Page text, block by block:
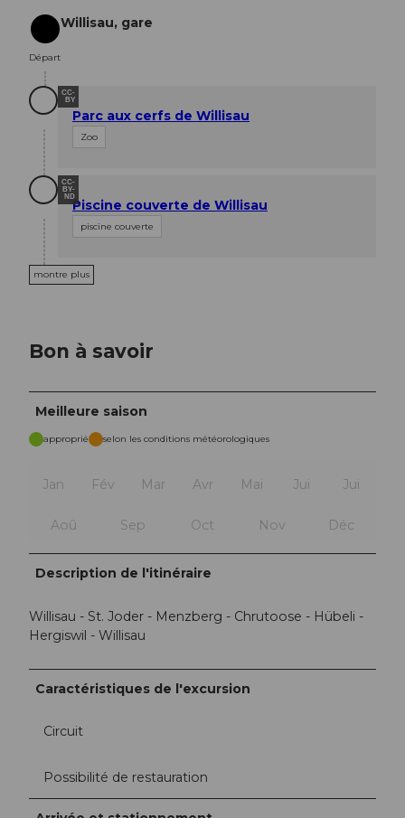
Départ
Départ
Willisau, gare
CC-
BY
Parc aux cerfs de Willisau
Zoo
CC-
BY-
NDPiscine couverte de Willisau
piscine couverte
montre plus
Bon à savoir
Meilleure saison
approprié selon les conditions météorologiques
Jan Fév Mar Avr Mai Jui Jui
Aoû Sep Oct Nov Déc
Description de l'itinéraire
Willisau - St. Joder - Menzberg - Chrutoose - Hübeli -
Hergiswil - Willisau
Caractéristiques de l'excursion
Circuit
Possibilité de restauration